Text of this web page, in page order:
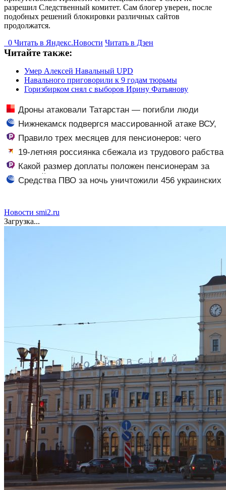
разрешил Следственный комитет. Сам блогер уверен, после
подобных решений блокировки различных сайтов
продолжатся.
0 Читать в Яндекс.Новости Читать в Дзен
Читайте также:
Умер Алексей Навальный UPD
Навального приговорили к 9 годам тюрьмы
Горизбирком снял с выборов Ирину Фатьянову
Дроны атаковали Татарстан — погибли люди
Нижнекамск подвергся массированной атаке ВСУ,
есть погибшие
Правило трех месяцев для пенсионеров: чего
ждать тем, кому приходит пенсия на карту
19-летняя россиянка сбежала из трудового рабства
в Мьянме
Какой размер доплаты положен пенсионерам за
советский стаж
Средства ПВО за ночь уничтожили 456 украинских
Новости smi2.ru
Загрузка...